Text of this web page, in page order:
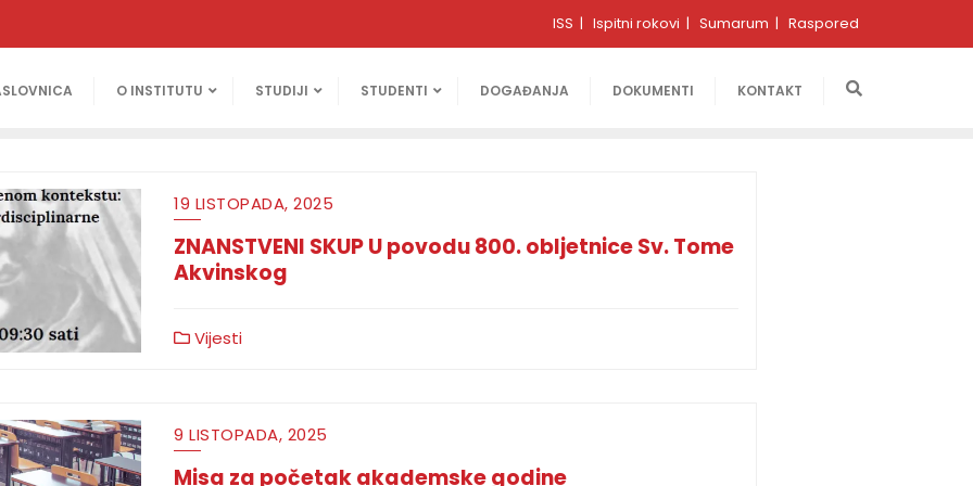
ISS Ispitni rokovi Sumarum Raspored
O INSTITUTU STUDIJI STUDENTI DOGAĐANJA DOKUMENTI KONTAKT
19 LISTOPADA, 2025
ZNANSTVENI SKUP U povodu 800. obljetnice Sv. Tome
Akvinskog
Vijesti
9 LISTOPADA, 2025
Misa za početak akademske godine